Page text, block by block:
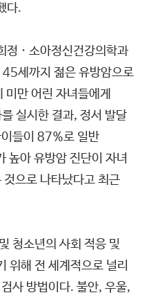
다.
정 · 소아정신건강의학과
세까지 젊은 유방암으로
만 어린 자녀들에게
실시한 결과, 정서 발달
들이 87%로 일반
높아 유방암 진단이 자녀
으로 나타났다고 최근
청소년의 사회 적응 및
위해 전 세계적으로 널리
사 방법이다. 불안, 우울,